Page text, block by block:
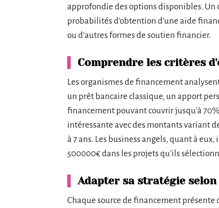
approfondie des options disponibles.
probabilités d'obtention d'une aide
ou d'autres formes de soutien financier.
Comprendre les critères
Les organismes de financement
un prêt bancaire classique, un apport
financement pouvant couvrir jusqu'à
intéressante avec des montants variant
à 7 ans. Les business angels, quant à
500000€ dans les projets qu'ils
Adapter sa stratégie
Chaque source de financement